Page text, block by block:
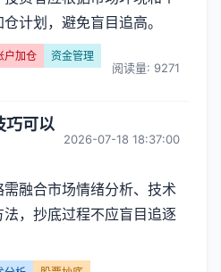
计划，避免盲目追高。
户加仓
资金管理
阅读量: 9271
巧可以
2026-07-18 18:37:00
融合市场情绪分析、技术
，抄底过程不应盲目追逐